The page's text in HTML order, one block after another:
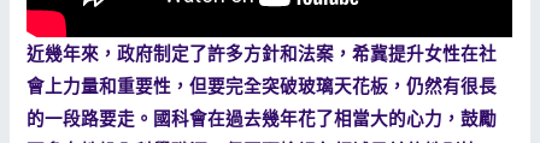
近幾年來，政府制定了許多方針和法案，希冀提升女性在社
會上力量和重要性，但要完全突破玻璃天花板，仍然有很長
的一段路要走。國科會在過去幾年花了相當大的心力，鼓勵